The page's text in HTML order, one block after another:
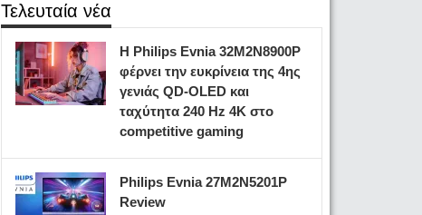
Τελευταία νέα
Η Philips Evnia 32M2N8900P
φέρνει την ευκρίνεια της 4ης
γενιάς QD-OLED και
ταχύτητα 240 Hz 4K στο
competitive gaming
Philips Evnia 27M2N5201P
Review